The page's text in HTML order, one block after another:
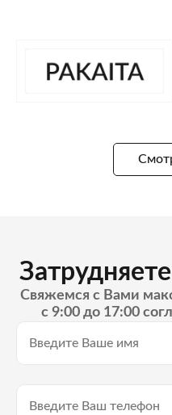
Свяжемся с Вами
с 9:00 до 17:00